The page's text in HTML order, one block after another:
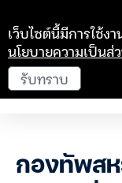
กองทัพสห
เว็บไซต์นี้มีการใช้ง
นโยบายความเป็นส่
รับทราบ